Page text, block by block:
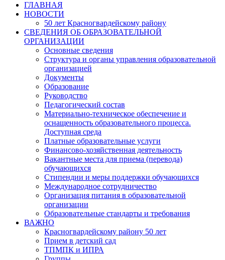
ГЛАВНАЯ
НОВОСТИ
50 лет Красногвардейскому району
СВЕДЕНИЯ ОБ ОБРАЗОВАТЕЛЬНОЙ
ОРГАНИЗАЦИИ
Основные сведения
Структура и органы управления образовательной
организацией
Документы
Образование
Руководство
Педагогический состав
Материально-техническое обеспечение и
оснащенность образовательного процесса.
Доступная среда
Платные образовательные услуги
Финансово-хозяйственная деятельность
Вакантные места для приема (перевода)
обучающихся
Стипендии и меры поддержки обучающихся
Международное сотрудничество
Организация питания в образовательной
организации
Образовательные стандарты и требования
ВАЖНО
Красногвардейскому району 50 лет
Прием в детский сад
ТПМПК и ИПРА